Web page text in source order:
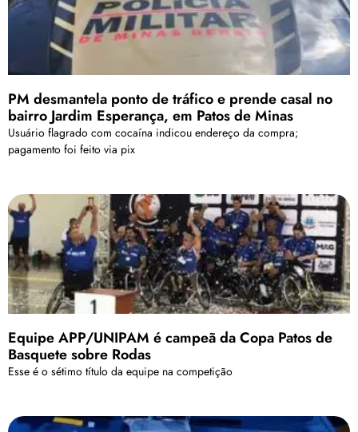
PM desmantela ponto de tráfico e prende casal no
bairro Jardim Esperança, em Patos de Minas
Usuário flagrado com cocaína indicou endereço da compra;
pagamento foi feito via pix
Equipe APP/UNIPAM é campeã da Copa Patos de
Basquete sobre Rodas
Esse é o sétimo título da equipe na competição